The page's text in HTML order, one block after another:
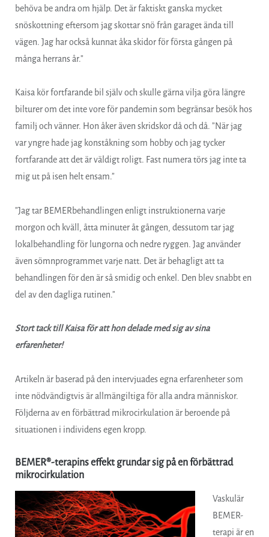
behöva be andra om hjälp. Det är faktiskt ganska mycket
snöskottning eftersom jag skottar snö från garaget ända till
vägen. Jag har också kunnat åka skidor för första gången på
många herrans år.”
Kaisa kör fortfarande bil själv och skulle gärna vilja göra längre
bilturer om det inte vore för pandemin som begränsar besök hos
familj och vänner. Hon åker även skridskor då och då. ”När jag
var yngre hade jag konståkning som hobby och jag tycker
fortfarande att det är väldigt roligt. Fast numera törs jag inte ta
mig ut på isen helt ensam.”
”Jag tar BEMERbehandlingen enligt instruktionerna varje
morgon och kväll, åtta minuter åt gången, dessutom tar jag
lokalbehandling för lungorna och nedre ryggen. Jag använder
även sömnprogrammet varje natt. Det är behagligt att ta
behandlingen för den är så smidig och enkel. Den blev snabbt en
del av den dagliga rutinen.”
Stort tack till Kaisa för att hon delade med sig av sina
erfarenheter!
Artikeln är baserad på den intervjuades egna erfarenheter som
inte nödvändigtvis är allmängiltiga för alla andra människor.
Följderna av en förbättrad mikrocirkulation är beroende på
situationen i individens egen kropp.
BEMER®-terapins effekt grundar sig på en förbättrad
mikrocirkulation
Vaskulär
BEMER-
terapi är en